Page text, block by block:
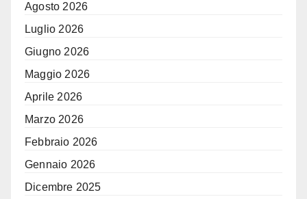
Agosto 2026
Luglio 2026
Giugno 2026
Maggio 2026
Aprile 2026
Marzo 2026
Febbraio 2026
Gennaio 2026
Dicembre 2025